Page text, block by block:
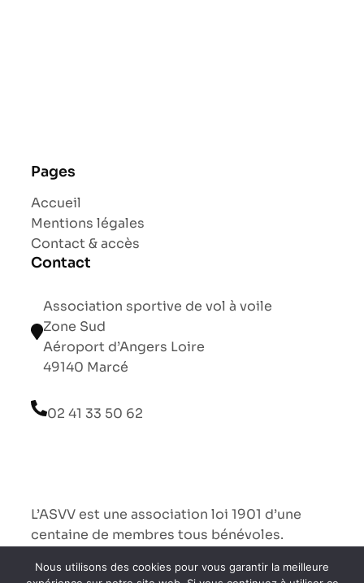
Pages
Accueil
Mentions légales
Contact & accès
Contact
Association sportive de vol à voile
Zone Sud
Aéroport d’Angers Loire
49140 Marcé
02 41 33 50 62
L’ASVV est une association loi 1901 d’une
centaine de membres tous bénévoles.
Nous utilisons des cookies pour vous garantir la meilleure